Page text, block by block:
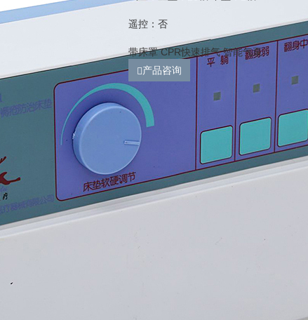
遥控：否
带床罩 CPR快速排气 智能气泵
产品咨询